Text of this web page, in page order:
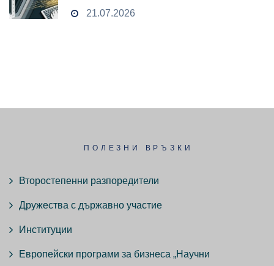
и облачни технологии
21.07.2026
ПОЛЕЗНИ ВРЪЗКИ
Второстепенни разпоредители
Дружества с държавно участие
Институции
Европейски програми за бизнеса „Научни